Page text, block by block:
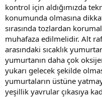
kontrol için aldığımızda
konumunda olmasına
sırasında tozlardan
muhafaza edilmelidir. Alt
arasındaki sıcaklık
yumurtanın daha çok
yukarı gelecek şekilde
yumurtaların üstüne
yeşillik yavrular çıkasıya